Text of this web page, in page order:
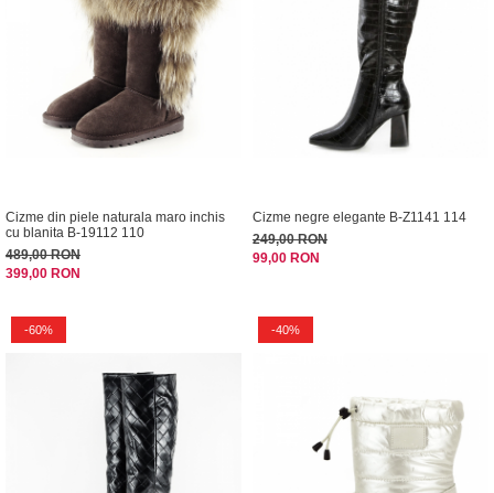
Cizme din piele naturala maro inchis
cu blanita B-19112 110
489,00 RON
399,00 RON
Cizme negre elegante B-Z1141 114
249,00 RON
99,00 RON
-60% -40%